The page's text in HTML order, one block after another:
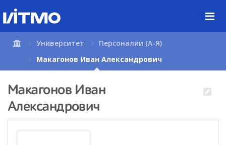
содержимому
страницы.
Университет
Персоналии (А-Я)
Макагонов Иван Александрович
Макагонов Иван
Александрович